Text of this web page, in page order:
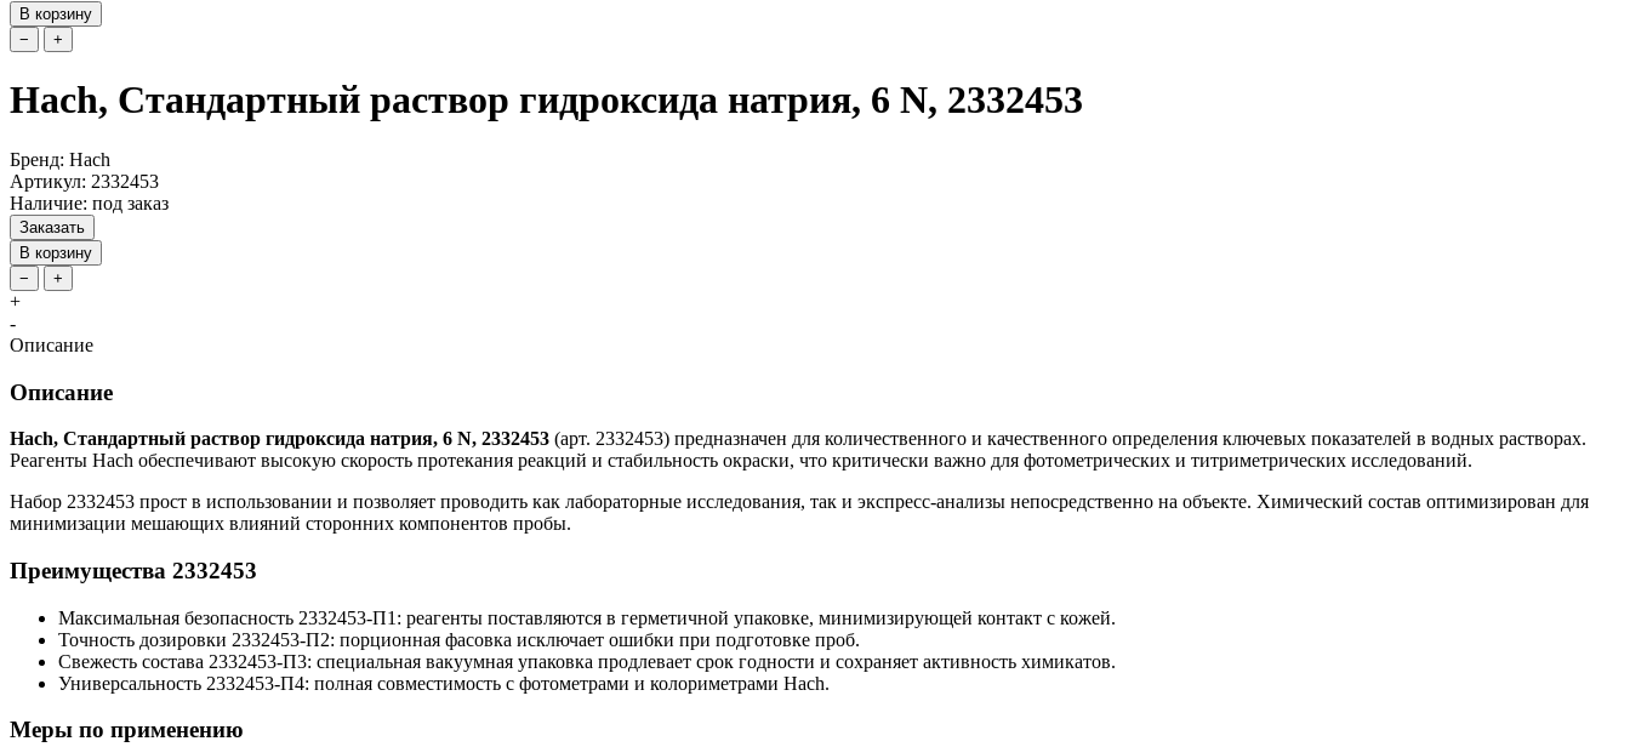
В корзину
−
+
Hach, Стандартный раствор гидроксида натрия, 6 N, 2332453
Бренд: Hach
Артикул: 2332453
Наличие: под заказ
Заказать
В корзину
−
+
+
-
Описание
Описание
Hach, Стандартный раствор гидроксида натрия, 6 N, 2332453 (арт. 2332453) предназначен для количественного и качественного определения ключевых показателей в водных растворах.
Реагенты Hach обеспечивают высокую скорость протекания реакций и стабильность окраски, что критически важно для фотометрических и титриметрических исследований.
Набор 2332453 прост в использовании и позволяет проводить как лабораторные исследования, так и экспресс-анализы непосредственно на объекте. Химический состав оптимизирован для
минимизации мешающих влияний сторонних компонентов пробы.
Преимущества 2332453
Максимальная безопасность 2332453-П1: реагенты поставляются в герметичной упаковке, минимизирующей контакт с кожей.
Точность дозировки 2332453-П2: порционная фасовка исключает ошибки при подготовке проб.
Свежесть состава 2332453-П3: специальная вакуумная упаковка продлевает срок годности и сохраняет активность химикатов.
Универсальность 2332453-П4: полная совместимость с фотометрами и колориметрами Hach.
Меры по применению